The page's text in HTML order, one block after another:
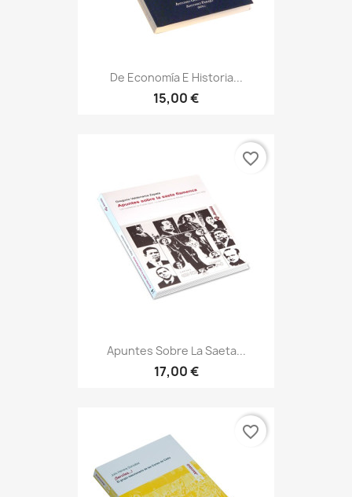
De Economía E Historia...
15,00 €
Apuntes Sobre La Saeta...
17,00 €
favorite_border
favorite_border